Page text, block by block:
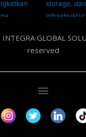
GLOBAL
reserved